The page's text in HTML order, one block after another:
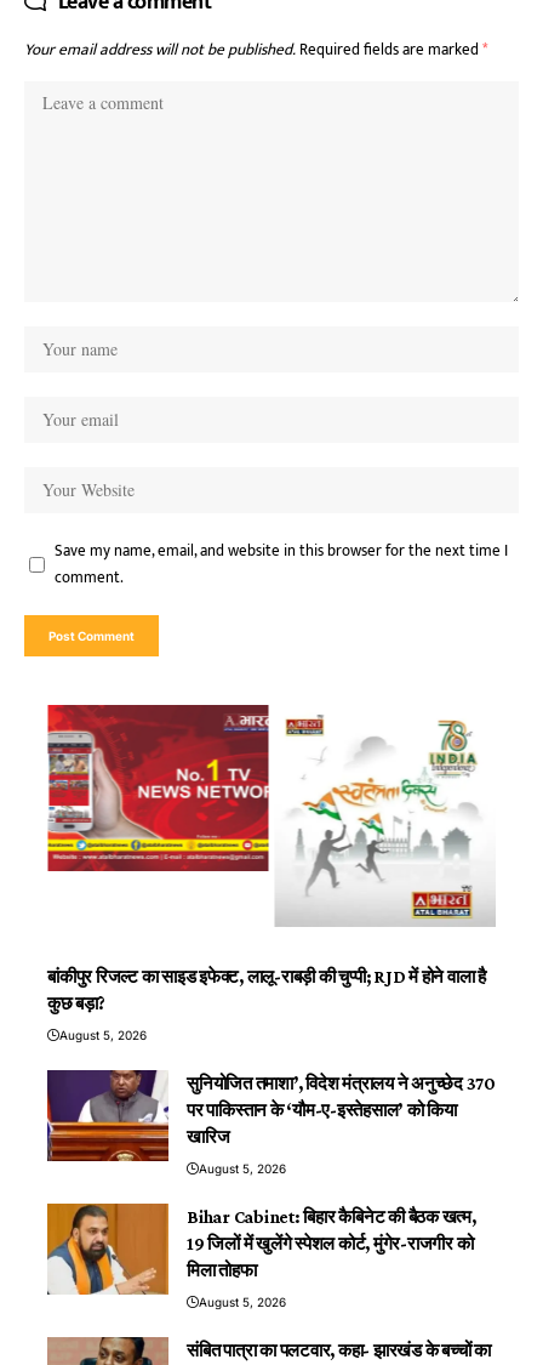
Your email address will not be published.Required fields are marked*
Save my name, email, and website in this browser for the next time I
comment.
बांकीपुर रिजल्ट का साइड इफेक्ट, लालू-राबड़ी की चुप्पी; RJD में होने वाला है
कुछ बड़ा?
August 5, 2026
सुनियोजित तमाशा’, विदेश मंत्रालय ने अनुच्छेद 370
पर पाकिस्तान के ‘यौम-ए-इस्तेहसाल’ को किया
खारिज
August 5, 2026
Bihar Cabinet: बिहार कैबिनेट की बैठक खत्म,
19 जिलों में खुलेंगे स्पेशल कोर्ट, मुंगेर-राजगीर को
मिला तोहफा
August 5, 2026
संबित पात्रा का पलटवार, कहा- झारखंड के बच्चों का